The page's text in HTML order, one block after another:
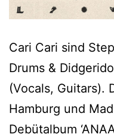
Cari Cari sind
Drums &
(Vocals, Guitars).
Hamburg und
Debütalbum